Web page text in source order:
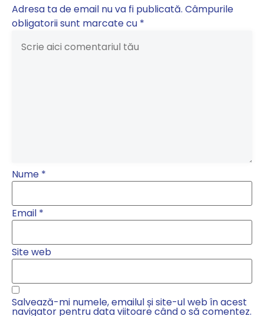
Adresa ta de email nu va fi publicată. Câmpurile
obligatorii sunt marcate cu *
Nume *
Email *
Site web
Salvează-mi numele, emailul și site-ul web în acest
navigator pentru data viitoare când o să comentez.